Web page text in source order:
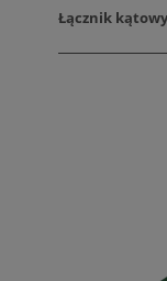
Łącznik